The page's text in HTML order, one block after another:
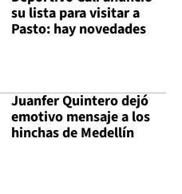
su lista para visitar a
Pasto: hay novedades
Juanfer Quintero dejó
emotivo mensaje a los
hinchas de Medellín